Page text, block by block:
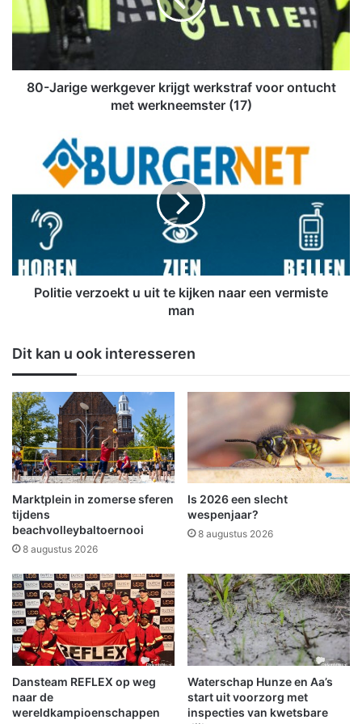
i
e
e
r
k
s
t
r
a
f
v
o
o
r
n
t
u
c
h
m
e
t
80-Jarige werkgever krijgt werkstraf voor ontucht
met werkneemster (17)
e
k
t
u
u
i
t
t
e
k
i
j
k
n
n
a
a
r
e
e
n
v
Politie verzoekt u uit te kijken naar een vermiste
man
Dit kan u ook interesseren
Marktplein in zomerse sferen
tijdens
beachvolleybaltoernooi
8 augustus 2026
Is 2026 een slecht
wespenjaar?
8 augustus 2026
Dansteam REFLEX op weg
naar de
wereldkampioenschappen
Waterschap Hunze en Aa’s
start uit voorzorg met
inspecties van kwetsbare